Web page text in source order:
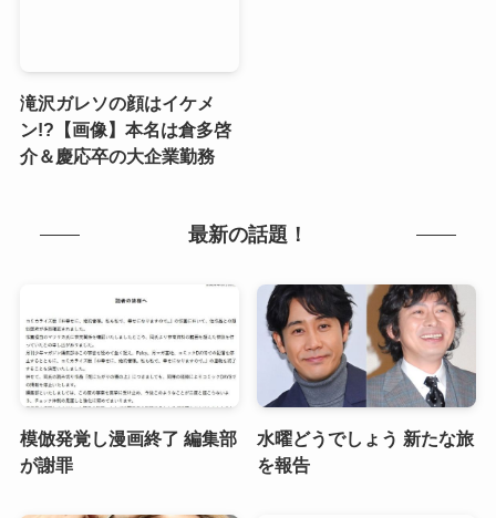
滝沢ガレソの顔はイケメ
ン!?【画像】本名は倉多啓
介＆慶応卒の大企業勤務
最新の話題！
模倣発覚し漫画終了 編集部
が謝罪
水曜どうでしょう 新たな旅
を報告